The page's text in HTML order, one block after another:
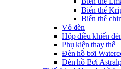
Biến thế
Biến thế
Vỏ đèn
Hộp điều khiển
Phụ kiện thay thế
Đèn hồ bơi
Đèn hồ Bơi